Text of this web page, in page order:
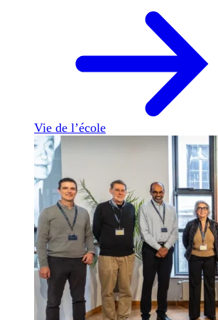
Vie de l’école